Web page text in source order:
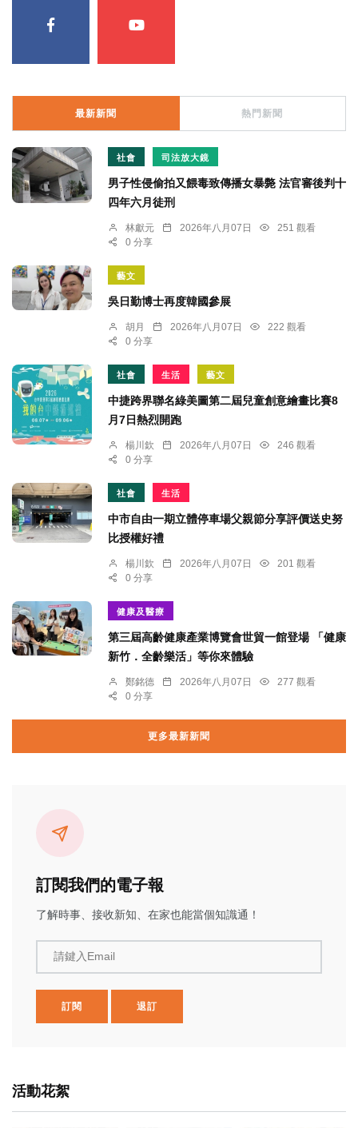
最新新聞 熱門新聞
社會 司法放大鏡
男子性侵偷拍又餵毒致傳播女暴斃 法官審後判十
四年六月徒刑
林獻元 2026年八月07日
251 觀看
0 分享
藝文
吳日勤博士再度韓國參展
胡月 2026年八月07日
222 觀看
0 分享
社會 生活 藝文
中捷跨界聯名綠美圖第二屆兒童創意繪畫比賽8
月7日熱烈開跑
楊川欽 2026年八月07日
246 觀看
0 分享
社會 生活
中市自由一期立體停車場父親節分享評價送史努
比授權好禮
楊川欽 2026年八月07日
201 觀看
0 分享
健康及醫療
第三屆高齡健康產業博覽會世貿一館登場 「健康
新竹．全齡樂活」等你來體驗
鄭銘德 2026年八月07日
277 觀看
0 分享
更多最新新聞
訂閱我們的電子報
了解時事、接收新知、在家也能當個知識通！
請鍵入Email
訂閱 退訂
活動花絮